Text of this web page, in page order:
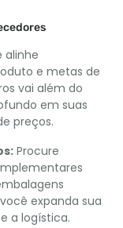
alinhe
e metas de
vai além do
em suas
preços.
Procure
expanda sua
a logística.